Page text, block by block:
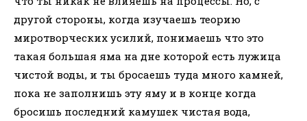
другой стороны, когда изучаешь теорию
миротворческих усилий, понимаешь что это
такая большая яма на дне которой есть лужица
чистой воды, и ты бросаешь туда много камней,
пока не заполнишь эту яму и в конце когда
бросишь последний камушек чистая вода,